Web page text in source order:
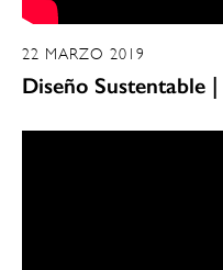
22 MARZO 2019
Diseño Sustentable